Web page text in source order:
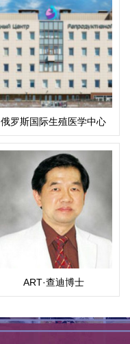
俄罗斯国际生殖医学中心
(ICRM)
ART·查迪博士